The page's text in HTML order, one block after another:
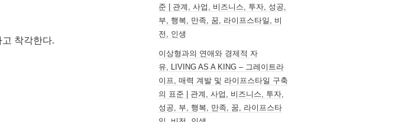
착각한다.
준 | 관계, 사업, 비즈니스, 투자, 성공,
부, 행복, 만족, 꿈, 라이프스타일, 비
전, 인생
이상형과의 연애와 경제적 자
유, LIVING AS A KING – 그레이트라
이프, 매력 계발 및 라이프스타일 구축
의 표준 | 관계, 사업, 비즈니스, 투자,
성공, 부, 행복, 만족, 꿈, 라이프스타